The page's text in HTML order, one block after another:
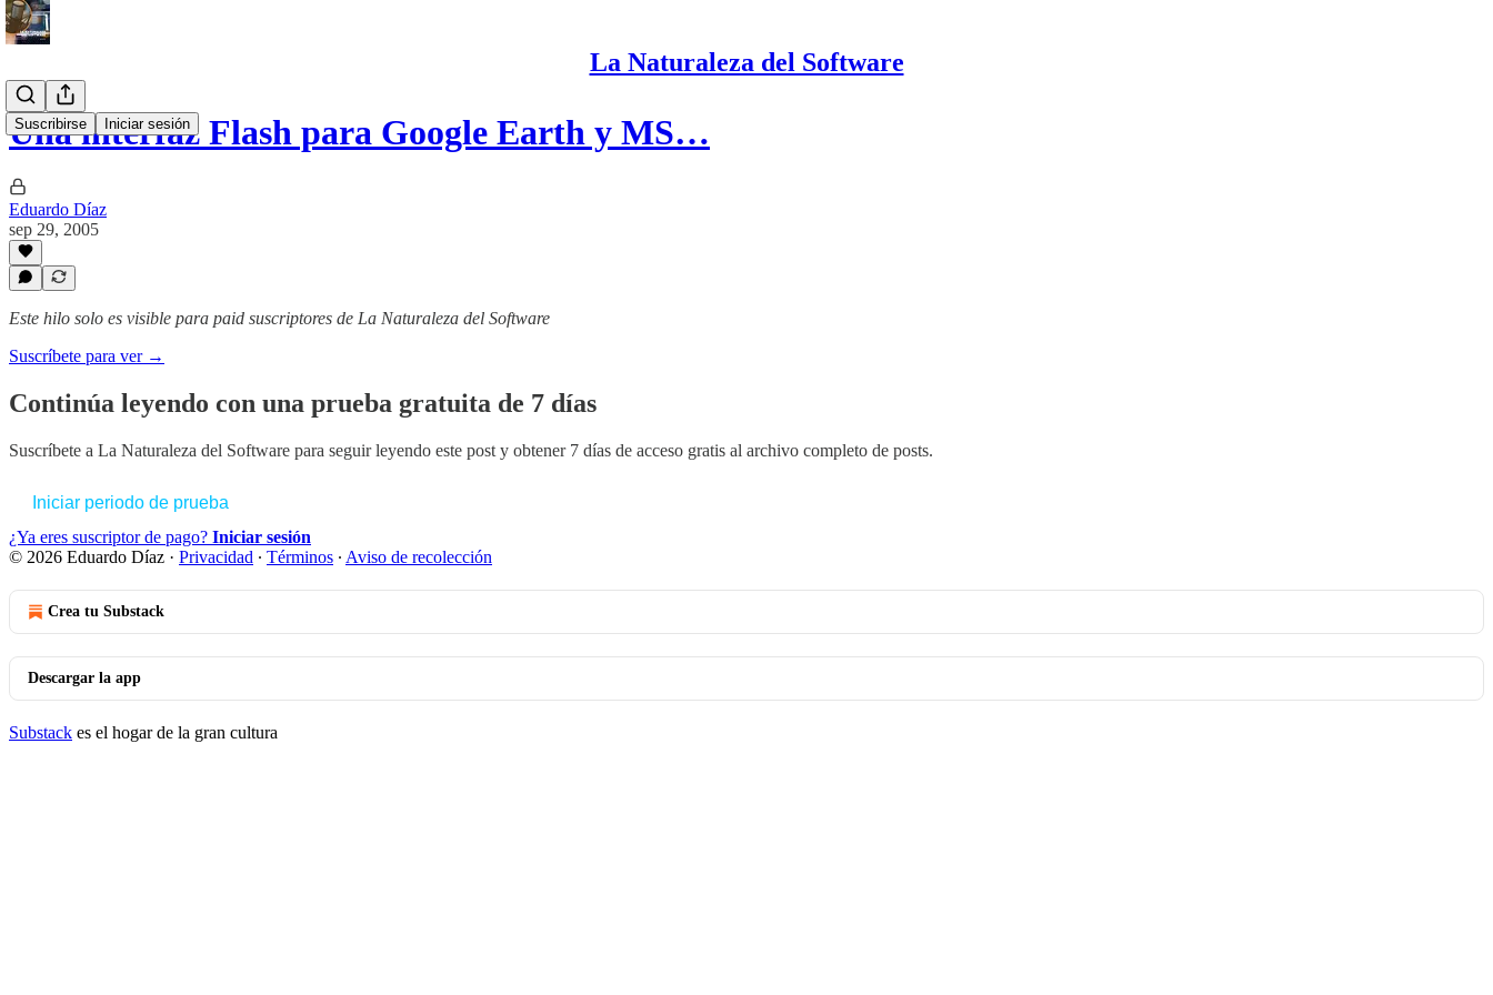
La Naturaleza del Software
Suscribirse Iniciar sesión
Una interfaz Flash para Google Earth y MS…
Eduardo Díaz
sep 29, 2005
Este hilo solo es visible para paid suscriptores de La Naturaleza del Software
Suscríbete para ver →
Continúa leyendo con una prueba gratuita de 7 días
Suscríbete a La Naturaleza del Software para seguir leyendo este post y obtener 7 días de acceso gratis al archivo completo de posts.
Iniciar periodo de prueba
¿Ya eres suscriptor de pago? Iniciar sesión
© 2026 Eduardo Díaz · Privacidad ∙ Términos ∙ Aviso de recolección
Crea tu Substack
Descargar la app
Substack es el hogar de la gran cultura